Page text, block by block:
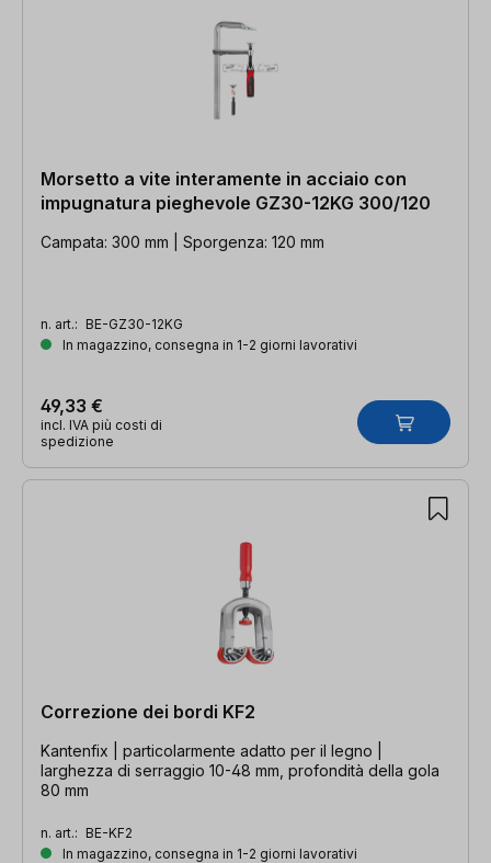
Morsetto a vite interamente in acciaio con
impugnatura pieghevole GZ30-12KG 300/120
Campata: 300 mm | Sporgenza: 120 mm
n. art.: BE-GZ30-12KG
In magazzino, consegna in 1-2 giorni lavorativi
49,33 €
incl. IVA più costi di
spedizione
Correzione dei bordi KF2
Kantenfix | particolarmente adatto per il legno |
larghezza di serraggio 10-48 mm, profondità della gola
80 mm
n. art.: BE-KF2
In magazzino, consegna in 1-2 giorni lavorativi